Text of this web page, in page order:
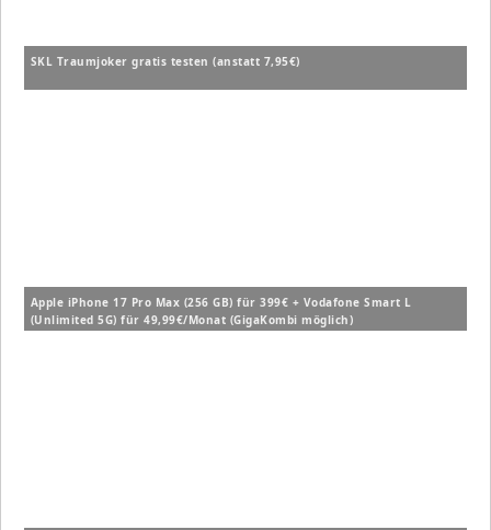
SKL Traumjoker gratis testen (anstatt 7,95€)
Apple iPhone 17 Pro Max (256 GB) für 399€ + Vodafone Smart L
(Unlimited 5G) für 49,99€/Monat (GigaKombi möglich)